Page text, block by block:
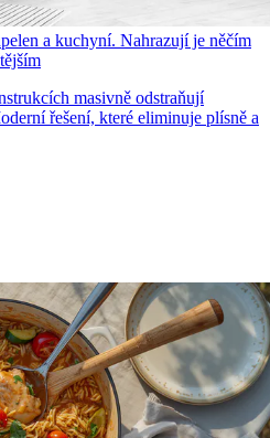
a kuchyní. Nahrazují je něčím
masivně odstraňují
řešení, které eliminuje plísně a